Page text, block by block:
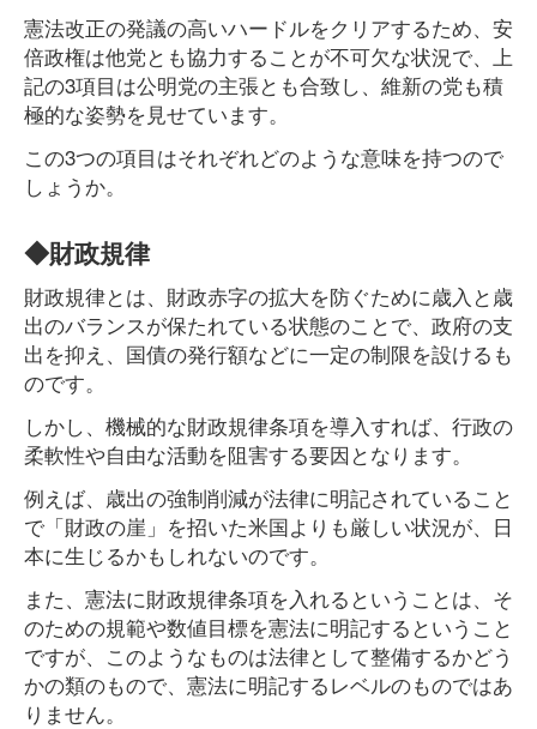
憲法改正の発議の高いハードルをクリアするため、安
倍政権は他党とも協力することが不可欠な状況で、上
記の3項目は公明党の主張とも合致し、維新の党も積
極的な姿勢を見せています。
この3つの項目はそれぞれどのような意味を持つので
しょうか。
◆財政規律
財政規律とは、財政赤字の拡大を防ぐために歳入と歳
出のバランスが保たれている状態のことで、政府の支
出を抑え、国債の発行額などに一定の制限を設けるも
のです。
しかし、機械的な財政規律条項を導入すれば、行政の
柔軟性や自由な活動を阻害する要因となります。
例えば、歳出の強制削減が法律に明記されていること
で「財政の崖」を招いた米国よりも厳しい状況が、日
本に生じるかもしれないのです。
また、憲法に財政規律条項を入れるということは、そ
のための規範や数値目標を憲法に明記するということ
ですが、このようなものは法律として整備するかどう
かの類のもので、憲法に明記するレベルのものではあ
りません。